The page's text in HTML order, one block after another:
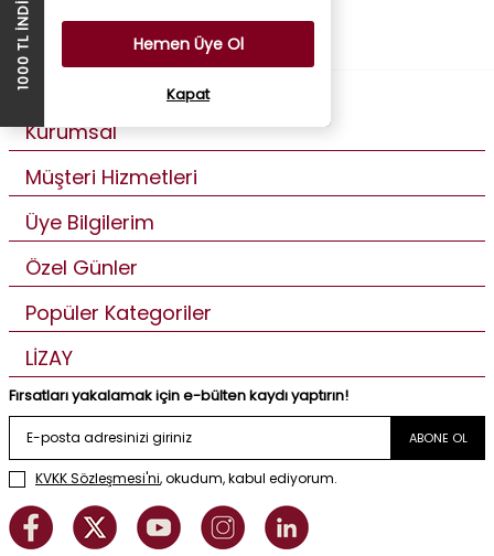
Kurumsal
Müşteri Hizmetleri
Üye Bilgilerim
Özel Günler
Popüler Kategoriler
LİZAY
Fırsatları yakalamak için e-bülten kaydı yaptırın!
ABONE OL
KVKK Sözleşmesi'ni, okudum, kabul ediyorum.
Hemen Üye Ol
Kapat